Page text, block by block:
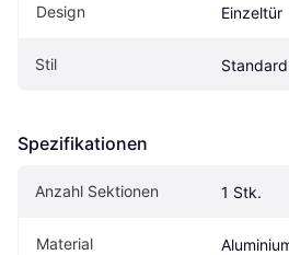
Design Einzeltür
Stil Standard
Spezifikationen
Anzahl Sektionen 1 Stk.
Material